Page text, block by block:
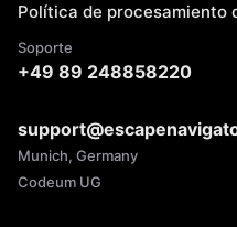
Política de procesamiento
Soporte
+49 89 248858220
Munich, Germany
Codeum UG